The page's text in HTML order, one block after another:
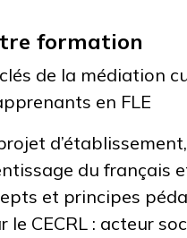
formation
de la médiation
en FLE
du français
et principes
le CECRL : acteur